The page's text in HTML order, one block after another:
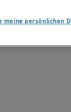
meine persönlichen